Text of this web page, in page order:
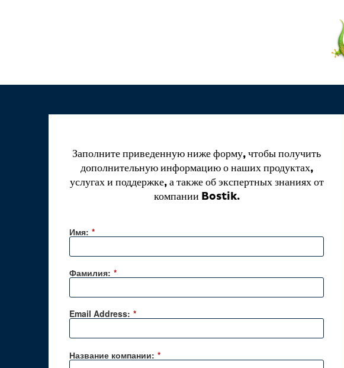
Заполните приведенную ниже форму, чтобы получить
дополнительную информацию о наших продуктах,
услугах и поддержке, а также об экспертных знаниях от
компании Bostik.
*
Имя:
*
Фамилия:
*
Email Address:
*
Название компании: